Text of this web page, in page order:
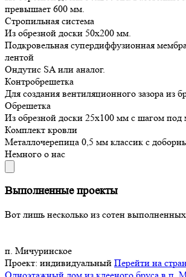
превышает 600 мм.
Стропильная система
Из обрезной доски 50х200 мм.
Подкровельная супердиффузионная
лентой
Ондутис SA или аналог.
Контробрешетка
Для создания вентиляционного зазора из
Обрешетка
Из обрезной доски 25х100 мм с шагом под
Комплект кровли
Металлочерепица 0,5 мм классик с
Немного о нас
Выполненные проекты
Вот лишь несколько из сотен
п. Мичуринское
Проект: индивидуальный Перейти на